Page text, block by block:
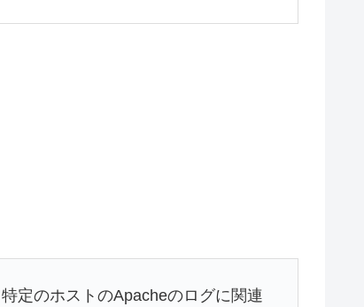
定のホストのApacheのログに関連